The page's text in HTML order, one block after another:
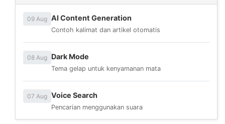
09 Aug AI Content Generation
Contoh kalimat dan artikel otomatis
08 Aug Dark Mode
Tema gelap untuk kenyamanan mata
07 Aug Voice Search
Pencarian menggunakan suara